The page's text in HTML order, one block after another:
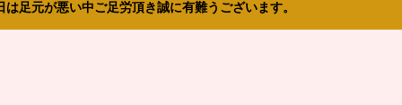
足元が悪い中ご足労頂き誠に有難うございます。